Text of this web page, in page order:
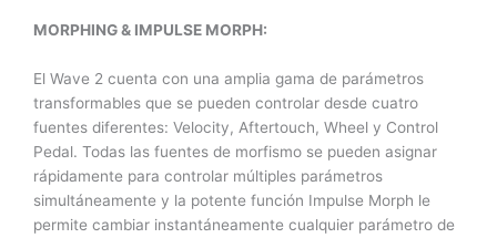
MORPHING & IMPULSE MORPH:
El Wave 2 cuenta con una amplia gama de parámetros
transformables que se pueden controlar desde cuatro
fuentes diferentes: Velocity, Aftertouch, Wheel y Control
Pedal. Todas las fuentes de morfismo se pueden asignar
rápidamente para controlar múltiples parámetros
simultáneamente y la potente función Impulse Morph le
permite cambiar instantáneamente cualquier parámetro de